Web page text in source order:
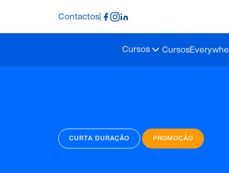
Contactos
Cursos Cursos
CURTA DURAÇÃO PROMOÇÃO